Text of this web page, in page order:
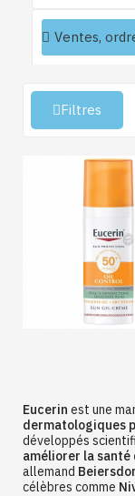
Filtres
Eucerin est une
dermatologiques
développés
améliorer la santé
allemand
célèbres comme